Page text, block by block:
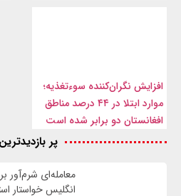
افزایش نگران‌کننده سوءتغذیه؛
موارد ابتلا در ۴۴ درصد مناطق
افغانستان دو برابر شده است
پر
معامله‌ای شرم‌آور
انگلیس خواستار